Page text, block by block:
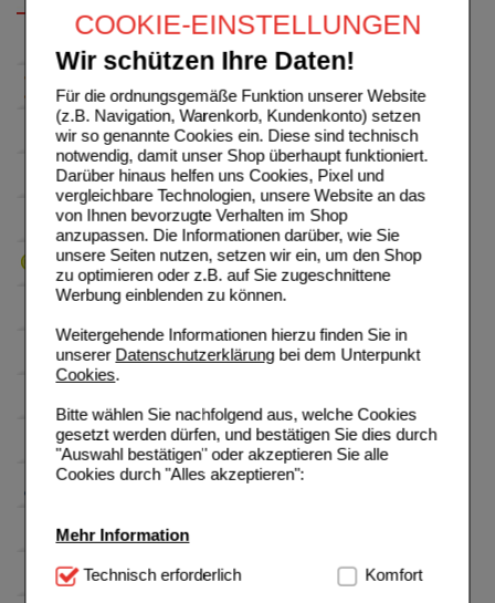
COOKIE-EINSTELLUNGEN
Wir schützen Ihre Daten!
Für die ordnungsgemäße Funktion unserer Website
(z.B. Navigation, Warenkorb, Kundenkonto) setzen
wir so genannte Cookies ein. Diese sind technisch
notwendig, damit unser Shop überhaupt funktioniert.
Darüber hinaus helfen uns Cookies, Pixel und
vergleichbare Technologien, unsere Website an das
von Ihnen bevorzugte Verhalten im Shop
anzupassen. Die Informationen darüber, wie Sie
unsere Seiten nutzen, setzen wir ein, um den Shop
zu optimieren oder z.B. auf Sie zugeschnittene
Werbung einblenden zu können.
Weitergehende Informationen hierzu finden Sie in
unserer Datenschutzerklärungbei dem Unterpunkt
Cookies.
Bitte wählen Sie nachfolgend aus, welche Cookies
gesetzt werden dürfen, und bestätigen Sie dies durch
"Auswahl bestätigen" oder akzeptieren Sie alle
Cookies durch "Alles akzeptieren":
Mehr Information
Technisch Notwendig:Hierbei handelt es sich um
Technisch erforderlich Komfort